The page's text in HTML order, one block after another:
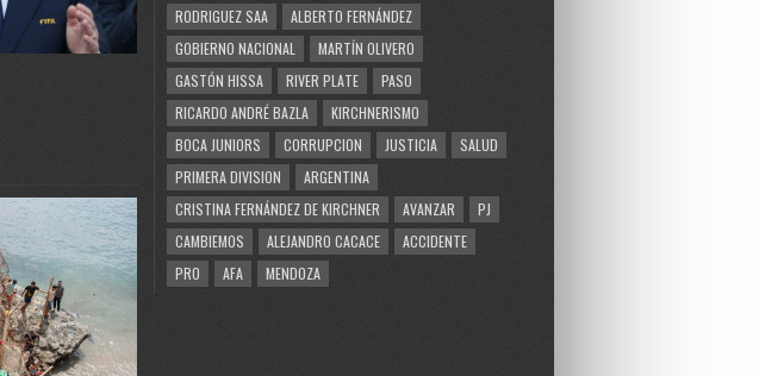
RODRIGUEZ SAA
ALBERTO FERNÁNDEZ
GOBIERNO NACIONAL
MARTÍN OLIVERO
GASTÓN HISSA
RIVER PLATE
PASO
RICARDO ANDRÉ BAZLA
KIRCHNERISMO
BOCA JUNIORS
CORRUPCION JUSTICIA
SALUD
PRIMERA DIVISION
ARGENTINA
CRISTINA FERNÁNDEZ DE KIRCHNER
AVANZAR
PJ
CAMBIEMOS
ALEJANDRO CACACE
ACCIDENTE
PRO
AFA MENDOZA